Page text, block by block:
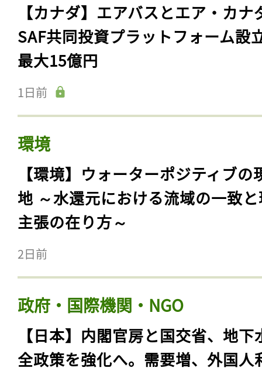
【カナダ】エアバスとエア・カナ
SAF共同投資プラットフォーム設
最大15億円
1日前
環境
【環境】ウォーターポジティブの
地 ～水還元における流域の一致
主張の在り方～
2日前
政府・国際機関・NGO
【日本】内閣官房と国交省、地下
全政策を強化へ。需要増、外国人